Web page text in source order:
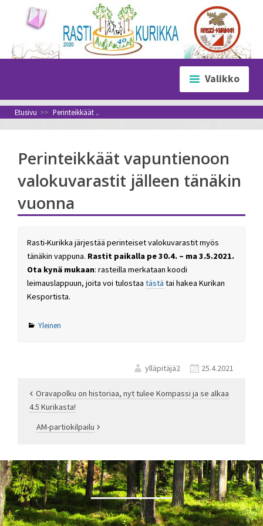
sisältöön
Valikko
Etusivu >> Perinteikkäät ..
Perinteikkäät vapuntienoon
valokuvarastit jälleen tänäkin
vuonna
Rasti-Kurikka järjestää perinteiset valokuvarastit myös
tänäkin vappuna. Rastit paikalla pe 30.4. – ma 3.5.2021.
Ota kynä mukaan: rasteilla merkataan koodi
leimauslappuun, joita voi tulostaa tästä tai hakea Kurikan
Kesportista.
Yleinen
ylläpitäjä2 25.4.2021
Artikkelien
selaus
Oravapolku on historiaa, nyt tulee Kompassi ja se alkaa
4.5 Kurikasta!
AM-partiokilpailu